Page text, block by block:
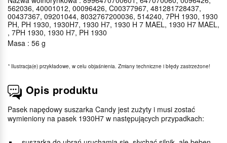
562036, 40001012, 00096426, C00377967, 481281728437,
00437367, 09201044, 8032767200036, 514240, 7PH 1930, 1930
PH, PH 1930, 1930H7, 1930 H7, 1930 H 7 MAEL, 1930 H7 MAEL,
, 7PH 1930, 1930 H7, PH 1930
Masa : 56 g
* Ilustracja(e) przykładowe, w celu objaśnienia. Zmiany techniczne i błędy zastrzeżone!
Opis produktu
Pasek napędowy suszarka Candy jest zużyty i musi zostać
wymieniony na pasek 1930H7 w następujących przypadkach: